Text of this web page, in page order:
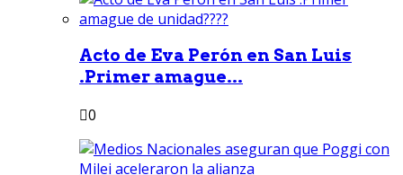
Acto de Eva Perón en San Luis
.Primer amague...
0